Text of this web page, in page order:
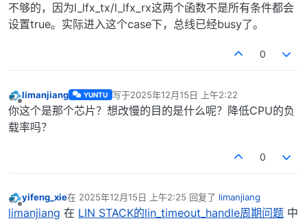
不够的，因为l_lfx_tx/l_lfx_rx这两个函数不是所有条件都会
设置true。实际进入这个case下，总线已经busy了。
0
离线
limanjiang YUNTU 写于2025年12月15日 上午2:22
最后由 编辑
你这个是那个芯片？想改慢的目的是什么呢？降低CPU的负
载率吗？
0
离线
yifeng_xie在 2025年12月15日 上午2:25 回复了 limanjiang
最后由 编辑
limanjiang 在 LIN STACK的lin_timeout_handle周期问题 中